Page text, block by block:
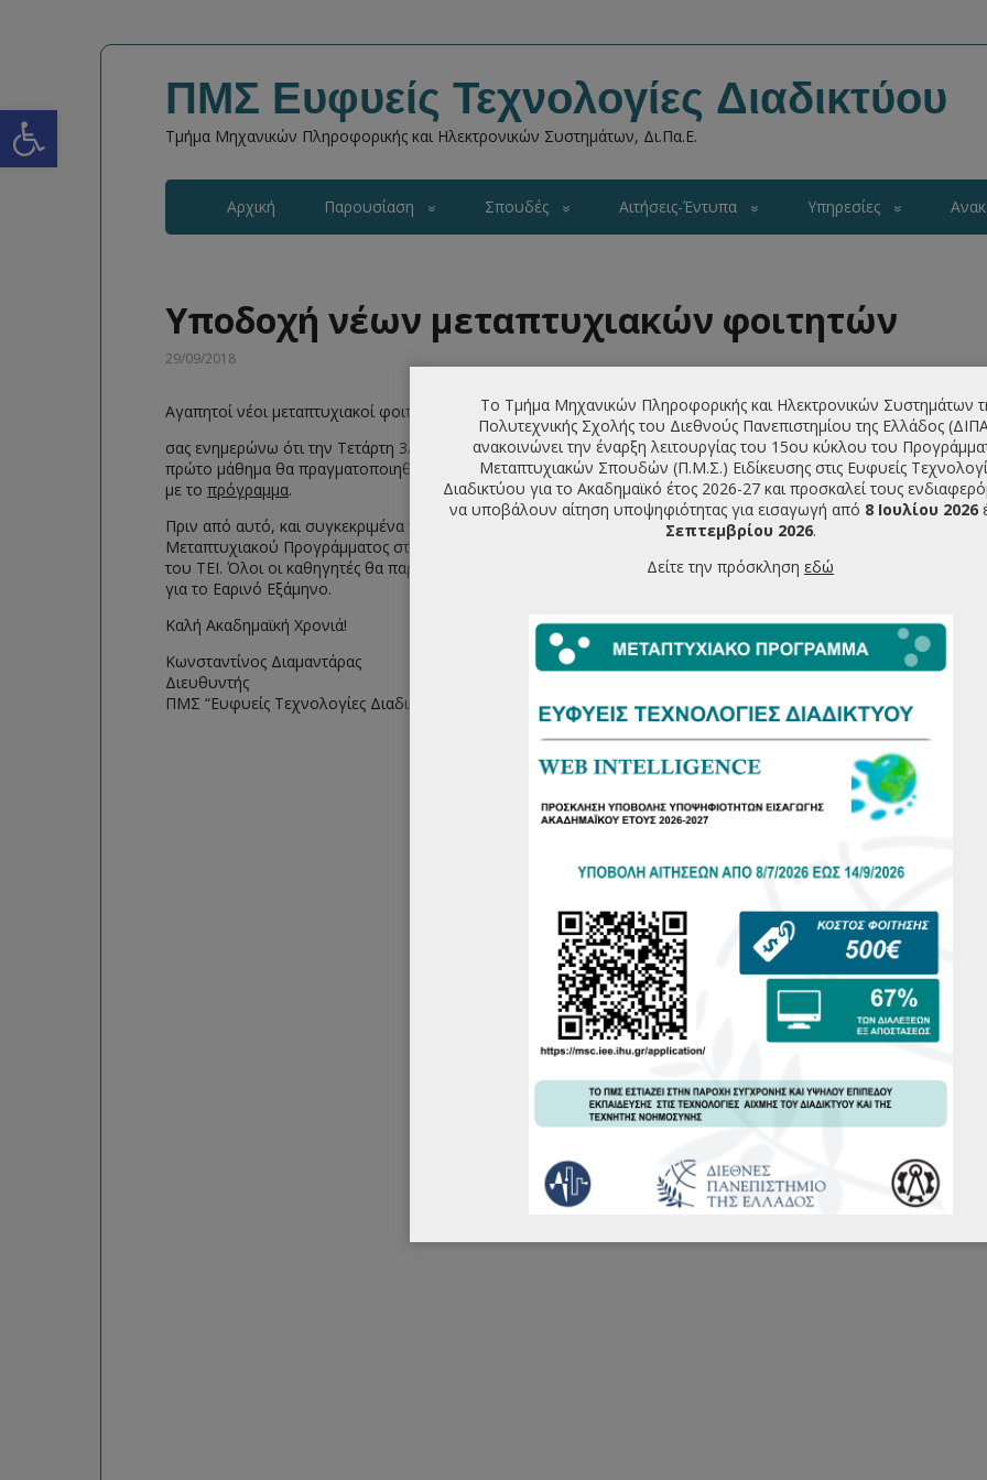
Open toolbar ΠΜΣ Ευφυείς Τεχνολογίες Διαδικτύου
Τμήμα Μηχανικών Πληροφορικής και Ηλεκτρονικών Συστημάτων, Δι.Πα.Ε.
Αρχική Παρουσίαση Σπουδές Αιτήσεις-Έντυπα Υπηρεσίες
Υποδοχή νέων μεταπτυχιακών φοιτητών
29/09/2018
Αγαπητοί νέοι μεταπτυχιακοί φοιτητές,
σας ενημερώνω ότι την Τετάρτη 3/10/2018 θα ξεκινήσουν τα μαθήματα του Χειμερινού Εξαμήνου 2018. Το
πρώτο μάθημα θα πραγματοποιηθεί στην Αίθουσα 102 του Τμήματος Πληροφορικής στις 16:00 σύμφωνα
με το πρόγραμμα.
Πριν από αυτό, και συγκεκριμένα την ώρα 15:00-16:00 θα γίνει καλωσόρισμα και παρουσίαση του
Μεταπτυχιακού Προγράμματος στους νέους φοιτητές στην Αίθουσα Φίλιππος, στον κεντρικό διάδρομο
του ΤΕΙ. Όλοι οι καθηγητές θα παρουσιάσουν συνοπτικά τα μαθήματά τους τόσο για το Χειμερινό όσο και
για το Εαρινό Εξάμηνο.
Καλή Ακαδημαϊκή Χρονιά!
Κωνσταντίνος Διαμαντάρας
Διευθυντής
ΠΜΣ “Ευφυείς Τεχνολογίες Διαδικτύου”
Το Τμήμα Μηχανικών Πληροφορικής και Ηλεκτρονικών Συστημάτων
Πολυτεχνικής Σχολής του Διεθνούς Πανεπιστημίου της Ελλάδος
ανακοινώνει την έναρξη λειτουργίας του 15ου κύκλου του
Μεταπτυχιακών Σπουδών (Π.Μ.Σ.) Ειδίκευσης στις Ευφυείς
Διαδικτύου για το Ακαδημαϊκό έτος 2026-27 και προσκαλεί τους
να υποβάλουν αίτηση υποψηφιότητας για εισαγωγή από 8 Ιουλίου 2026
Σεπτεμβρίου 2026.
Δείτε την πρόσκληση εδώ